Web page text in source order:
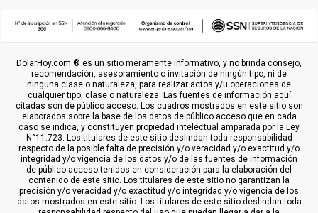
DolarHoy.com ® es un sitio meramente informativo, y no brinda consejo,
recomendación, asesoramiento o invitación de ningún tipo, ni de
ninguna clase o naturaleza, para realizar actos y/u operaciones de
cualquier tipo, clase o naturaleza. Las fuentes de información aquí
citadas son de público acceso. Los cuadros mostrados en este sitio son
elaborados sobre la base de los datos de público acceso que en cada
caso se indica, y constituyen propiedad intelectual amparada por la Ley
N°11.723. Los titulares de este sitio deslindan toda responsabilidad
respecto de la posible falta de precisión y/o veracidad y/o exactitud y/o
integridad y/o vigencia de los datos y/o de las fuentes de información
de público acceso tenidos en consideración para la elaboración del
contenido de este sitio. Los titulares de este sitio no garantizan la
precisión y/o veracidad y/o exactitud y/o integridad y/o vigencia de los
datos mostrados en este sitio. Los titulares de este sitio deslindan toda